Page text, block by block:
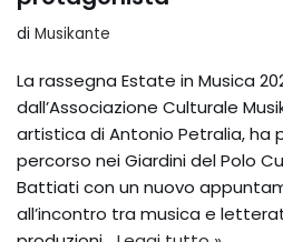
di Musikante
La rassegna Estate in Musica
dall’Associazione Culturale
artistica di Antonio Petralia, ha
percorso nei Giardini del Polo
Battiati con un nuovo
all’incontro tra musica e